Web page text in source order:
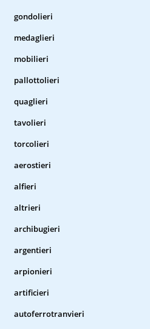
gondolieri
medaglieri
mobilieri
pallottolieri
quaglieri
tavolieri
torcolieri
aerostieri
alfieri
altrieri
archibugieri
argentieri
arpionieri
artificieri
autoferrotranvieri